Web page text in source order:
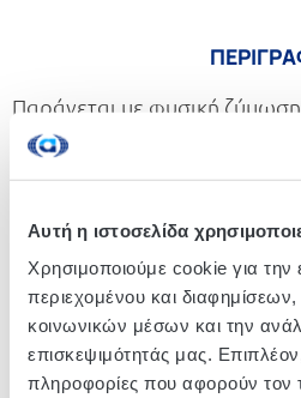
Αυτή η ιστοσελίδα
Χρησιμοποιούμε cookie για την
περιεχομένου και
κοινωνικών μέσων και την
επισκεψιμότητάς μας.
πληροφορίες που αφορούν τον
Παράγεται με φυσική
υλικά: νερό, σόγια, σιτάρι,
άρωμα και γεύση umami στο
πιάτο. Κατάλληλο για vegan
Κωδικός
Τεμάχια/